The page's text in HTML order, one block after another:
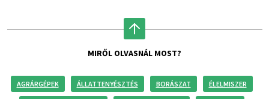
MIRŐL OLVASNÁL MOST?
AGRÁRGÉPEK ÁLLATTENYÉSZTÉS BORÁSZAT ÉLELMISZER